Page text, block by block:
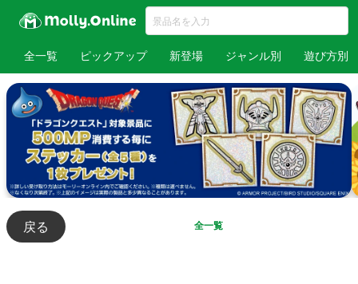
全一覧 ピックアップ 新登場 ジャンル別 遊び方別
戻る 全一覧